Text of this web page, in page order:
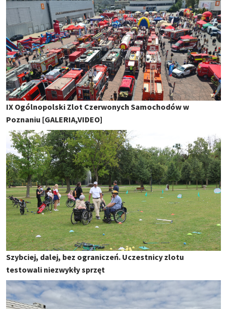
IX Ogólnopolski Zlot Czerwonych Samochodów w
Poznaniu [GALERIA,VIDEO]
Szybciej, dalej, bez ograniczeń. Uczestnicy zlotu
testowali niezwykły sprzęt